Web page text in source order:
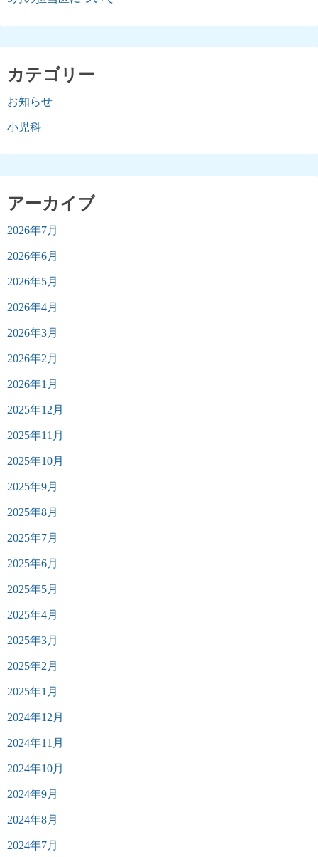
カテゴリー
お知らせ
小児科
アーカイブ
2026年7月
2026年6月
2026年5月
2026年4月
2026年3月
2026年2月
2026年1月
2025年12月
2025年11月
2025年10月
2025年9月
2025年8月
2025年7月
2025年6月
2025年5月
2025年4月
2025年3月
2025年2月
2025年1月
2024年12月
2024年11月
2024年10月
2024年9月
2024年8月
2024年7月